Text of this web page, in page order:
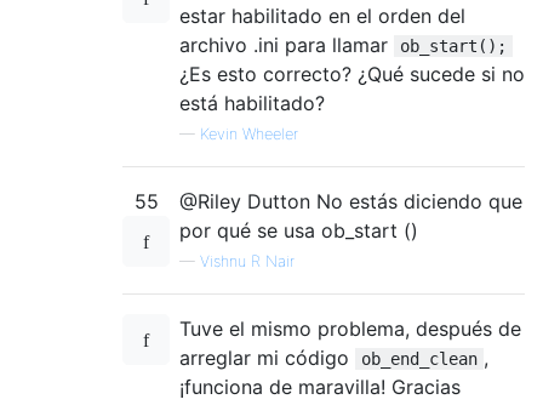
estar habilitado en el orden del
archivo .ini para llamar
ob_start();
¿Es esto correcto? ¿Qué sucede si no
está habilitado?
— Kevin Wheeler
55
@Riley Dutton No estás diciendo que
por qué se usa ob_start ()
— Vishnu R Nair
Tuve el mismo problema, después de
arreglar mi código
ob_end_clean ,
¡funciona de maravilla! Gracias